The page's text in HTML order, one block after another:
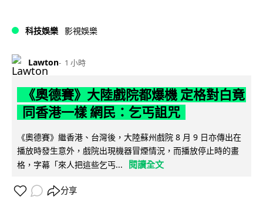
科技娛樂 影視娛樂
Lawton 1 小時
《奧德賽》大陸戲院都爆機 定格對白竟
同香港一樣 網民：乞丐詛咒
《奧德賽》繼香港、台灣後，大陸蘇州戲院 8 月 9 日亦傳出在
播放時發生意外，戲院出現機器冒煙情況，而播放停止時的畫
格，字幕「來人把這些乞丐...
閱讀全文
分享